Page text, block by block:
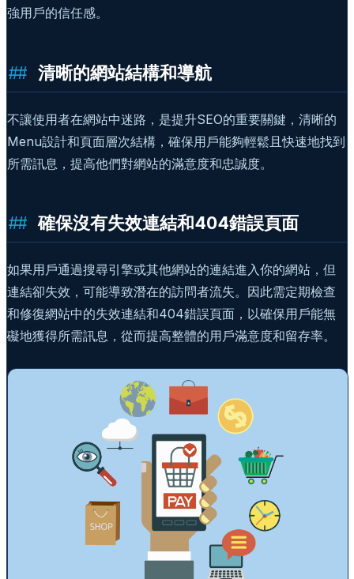
強用戶的信任感。
清晰的網站結構和導航
不讓使用者在網站中迷路，是提升SEO的重要關鍵，清晰的
Menu設計和頁面層次結構，確保用戶能夠輕鬆且快速地找到
所需訊息，提高他們對網站的滿意度和忠誠度。
確保沒有失效連結和404錯誤頁面
如果用戶通過搜尋引擎或其他網站的連結進入你的網站，但
連結卻失效，可能導致潛在的訪問者流失。因此需定期檢查
和修復網站中的失效連結和404錯誤頁面，以確保用戶能無
礙地獲得所需訊息，從而提高整體的用戶滿意度和留存率。